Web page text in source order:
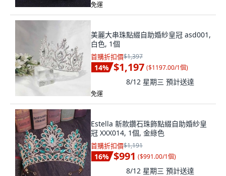
免運
美麗大串珠點綴自助婚紗皇冠 asd001,
白色, 1個
首購折扣價$1,397
14% $1,197 ($1197.00/1個)
8/12 星期三 預計送達
免運
Estella 新款鑽石珠飾點綴自助婚紗皇
冠 XXX014, 1個, 金綠色
首購折扣價$1,191
16% $991 ($991.00/1個)
8/12 星期三 預計送達